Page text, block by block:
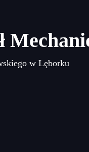
w Lęborku